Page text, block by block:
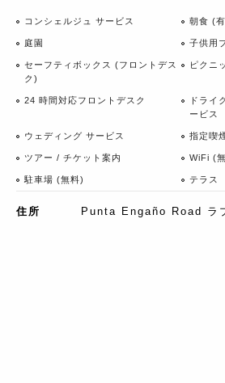
コンシェルジュ サービス 朝食 (
庭園 子供用
セーフティボックス (フロントデス
ク)
ピクニ
24 時間対応フロントデスク
ドライ
ービス
ウェディング サービス 指定喫
ツアー / チケット案内 WiFi (
駐車場 (無料) テラス
住所 Punta Engaño Road ラ